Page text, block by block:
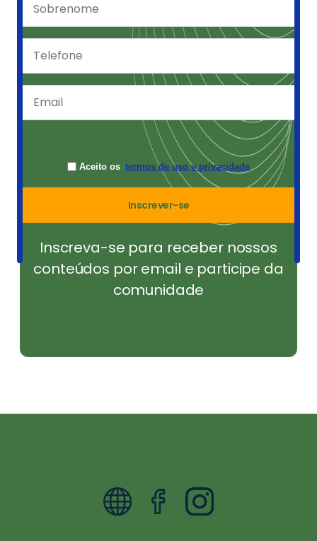
Aceito os termos de uso e privacidade
Inscrever-se
Inscreva-se para receber nossos
conteúdos por email e participe da
comunidade